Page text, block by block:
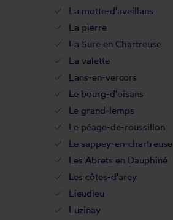
La motte-d'aveillans
La pierre
La Sure en Chartreuse
La valette
Lans-en-vercors
Le bourg-d'oisans
Le grand-lemps
Le péage-de-roussillon
Le sappey-en-chartreuse
Les Abrets en Dauphiné
Les côtes-d'arey
Lieudieu
Luzinay